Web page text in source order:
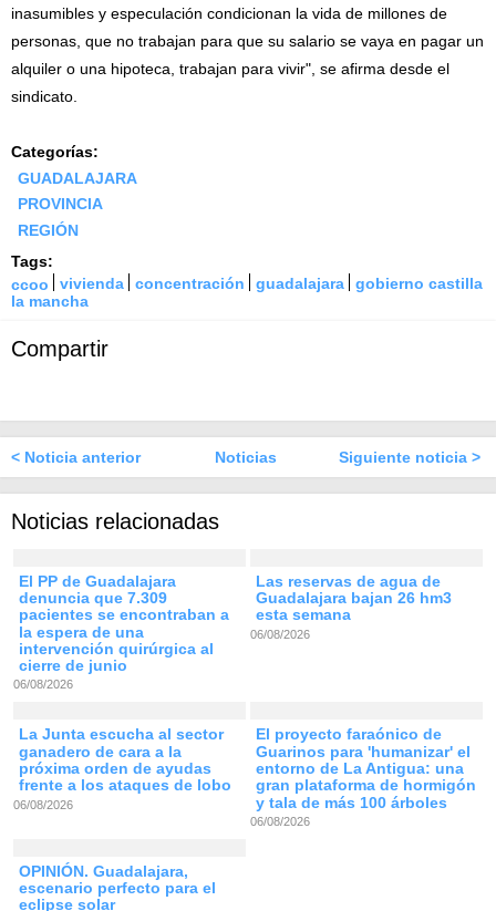
inasumibles y especulación condicionan la vida de millones de
personas, que no trabajan para que su salario se vaya en pagar un
alquiler o una hipoteca, trabajan para vivir", se afirma desde el
sindicato.
Categorías:
GUADALAJARA
PROVINCIA
REGIÓN
Tags:
ccoo
vivienda concentración guadalajara
gobierno castilla
la mancha
Compartir
< Noticia anterior Noticias Siguiente noticia >
Noticias relacionadas
El PP de Guadalajara
denuncia que 7.309
pacientes se encontraban a
la espera de una
intervención quirúrgica al
cierre de junio
06/08/2026
Las reservas de agua de
Guadalajara bajan 26 hm3
esta semana
06/08/2026
La Junta escucha al sector
ganadero de cara a la
próxima orden de ayudas
frente a los ataques de lobo
06/08/2026
El proyecto faraónico de
Guarinos para 'humanizar' el
entorno de La Antigua: una
gran plataforma de hormigón
y tala de más 100 árboles
06/08/2026
OPINIÓN. Guadalajara,
escenario perfecto para el
eclipse solar